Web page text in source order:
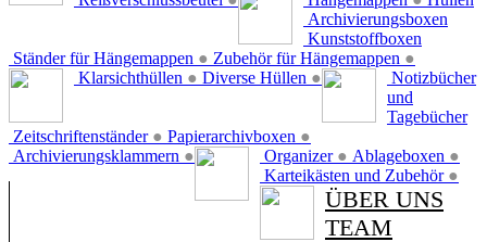
Ständer für Hängemappen ● Zubehör für Hängemappen ●
Klarsichthüllen ● Diverse Hüllen ●
Archivierungsboxen
Zeitschriftenständer ● Papierarchivboxen ●
Archivierungsklammern ●
Kunststoffboxen
Organizer ● Ablageboxen ●
Karteikästen und Zubehör ●
Notizbücher
und
Tagebücher
ÜBER UNS
TEAM